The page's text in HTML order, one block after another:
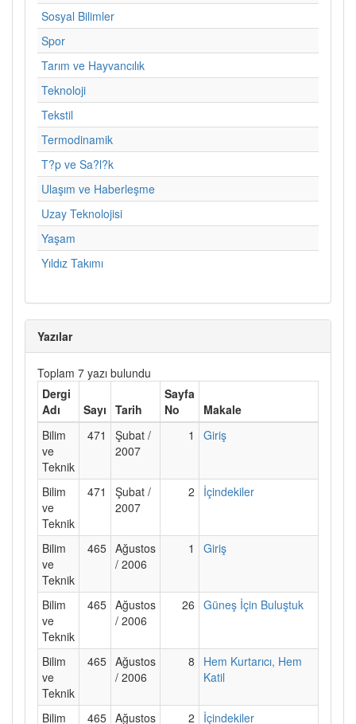
Sosyal Bilimler
Spor
Tarım ve Hayvancılık
Teknoloji
Tekstil
Termodinamik
T?p ve Sa?l?k
Ulaşım ve Haberleşme
Uzay Teknolojisi
Yaşam
Yıldız Takımı
Yazılar
Toplam 7 yazı bulundu
Dergi
Adı
Sayı Tarih
Sayfa
No
Makale
Bilim
ve
Teknik
471
Şubat /
2007
1 Giriş
Bilim
ve
Teknik
471
Şubat /
2007
2 İçindekiler
Bilim
ve
Teknik
465 Ağustos
/ 2006
1 Giriş
Bilim
ve
Teknik
465 Ağustos
/ 2006
26 Güneş İçin Buluştuk
Bilim
ve
Teknik
465 Ağustos
/ 2006
8
Hem Kurtarıcı, Hem
Katil
Bilim 465 Ağustos 2 İçindekiler